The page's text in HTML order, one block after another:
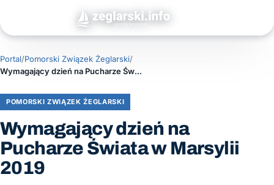
Portal/Pomorski Związek Żeglarski/
Wymagający dzień na Pucharze Świata w Marsylii 2019
POMORSKI ZWIĄZEK ŻEGLARSKI
Wymagający dzień na
Pucharze Świata w Marsylii
2019